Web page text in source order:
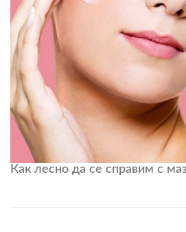
Как лесно да се справим с